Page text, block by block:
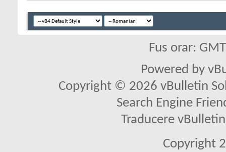
Fus orar:
Powered by
Copyright © 2026 vBulletin
Search Engine
Traducere
Copyright